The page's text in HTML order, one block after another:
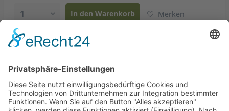
In den Warenkorb Merken
Beschreibung
PVC Plane 510 g/m² auf Maß geschnitten mit Ösen Lieferzeit
3-5 Werktagemehr